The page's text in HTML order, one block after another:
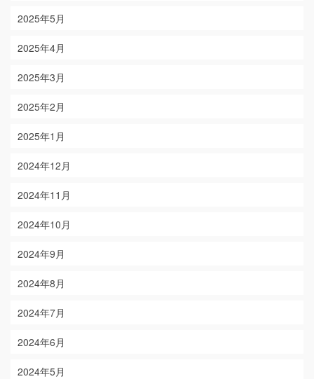
2025年5月
2025年4月
2025年3月
2025年2月
2025年1月
2024年12月
2024年11月
2024年10月
2024年9月
2024年8月
2024年7月
2024年6月
2024年5月